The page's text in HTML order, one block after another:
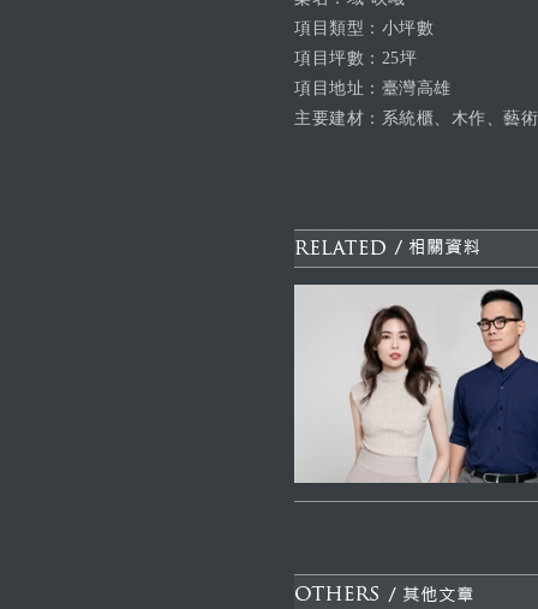
項目類型：小坪數
項目坪數：25坪
項目地址：臺灣高雄
主要建材：系統櫃、木作、藝